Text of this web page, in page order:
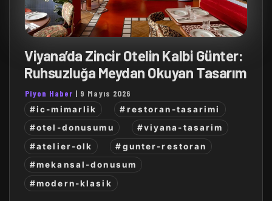
Viyana’da Zincir Otelin Kalbi Günter:
Ruhsuzluğa Meydan Okuyan Tasarım
Piyon Haber | 9 Mayıs 2026
#ic-mimarlik
#restoran-tasarimi
#otel-donusumu
#viyana-tasarim
#atelier-olk
#gunter-restoran
#mekansal-donusum
#modern-klasik